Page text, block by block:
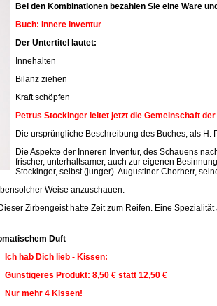
Bei den Kombinationen bezahlen Sie eine Ware
Buch: Innere Inventur
Der Untertitel lautet:
Innehalten
Bilanz ziehen
Kraft schöpfen
Petrus Stockinger leitet jetzt die Gemeinschaft
Die ursprüngliche Beschreibung des Buches, als H.
Die Aspekte der Inneren Inventur, des Schauens
frischer, unterhaltsamer, auch zur eigenen
Stockinger, selbst (junger) Augustiner Chorherr,
Weise anzuschauen.
Zirbengeist hatte Zeit zum Reifen. Eine
Duft
Ich hab Dich lieb - Kissen:
Günstigeres Produkt: 8,50 € statt 12,50 €
Nur mehr 4 Kissen!